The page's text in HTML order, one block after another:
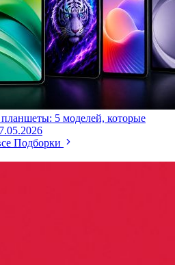
5 моделей, которые
Подборки